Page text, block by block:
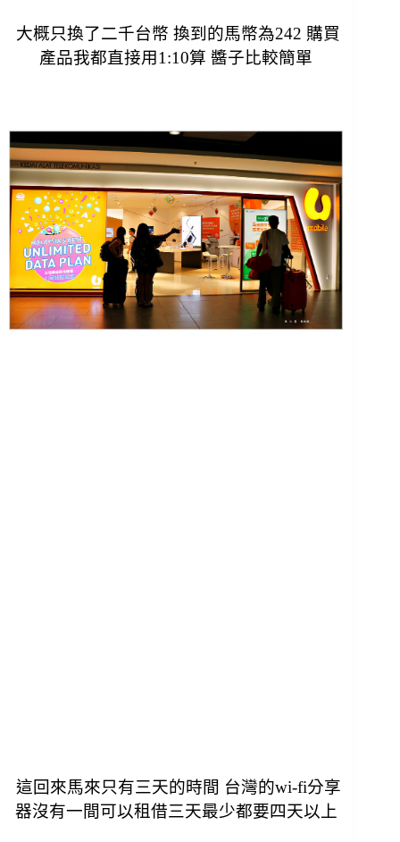
大概只換了二千台幣 換到的馬幣為242 購買
產品我都直接用1:10算 醬子比較簡單
這回來馬來只有三天的時間 台灣的wi-fi分享
器沒有一間可以租借三天最少都要四天以上